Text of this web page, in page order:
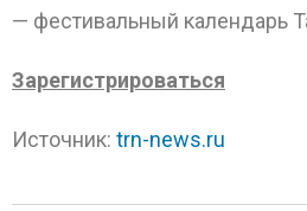
— фестивальный календарь
Зарегистрироваться
Источник: trn-news.ru